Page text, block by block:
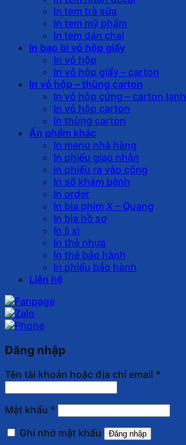
In tem trà sữa
In tem mỹ phẩm
In tem dán chai
In bao bì vỏ hộp giấy
In vỏ hộp
In vỏ hộp giấy – carton
In vỏ hộp – thùng carton
In vỏ hộp cứng – carton lạnh
In vỏ hộp carton
In thùng carton
Ấn phẩm khác
In menu nhà hàng
In phiếu giao nhận
in phiếu ra vào cổng
In sổ khám bệnh
In order
In bìa phim X – Quang
In bìa hồ sơ
In lì xì
In thẻ nhựa
In thẻ bảo hành
In phiếu bảo hành
Liên hệ
Đăng nhập
Tên tài khoản hoặc địa chỉ email *
Mật khẩu *
Ghi nhớ mật khẩu
Đăng nhập